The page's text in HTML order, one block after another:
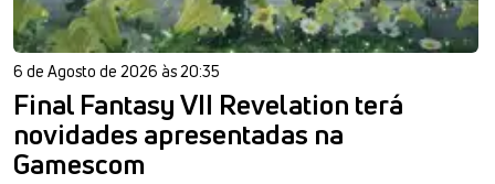
6 de Agosto de 2026 às 20:35
Final Fantasy VII Revelation terá
novidades apresentadas na
Gamescom